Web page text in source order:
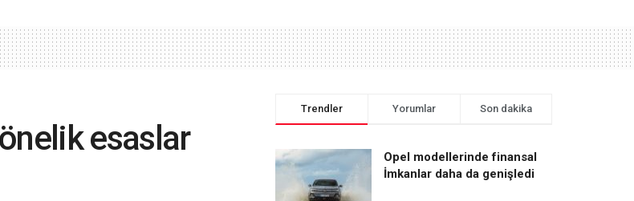
esaslar
Trendler Yorumlar Son dakika
Opel modellerinde finansal
İmkanlar daha da genişledi